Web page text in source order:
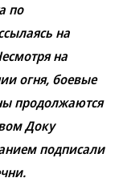
по
на
на
огня, боевые
продолжаются
Доку
подписали